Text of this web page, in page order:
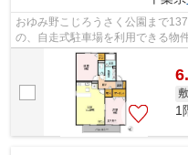
おゆみ野こじろうさく公園まで
の、自走式駐車場を利用できる物
ネットをよく使う方におすすめです
1